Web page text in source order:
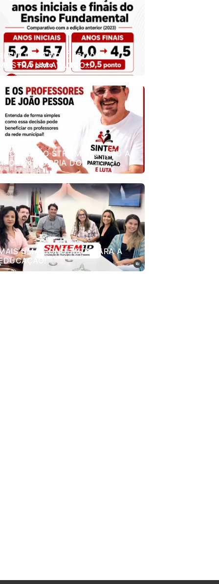
RESULTADO DO IDEB 2025
MOSTRA UM AVANÇO
IMPORTANTE DA REDE MUNICIPAL
DE ENSINO DE JOÃO PESSOA.
DECISÃO DO STF EM RELAÇÃO A
DOS
UMA CONQUISTA PARA A